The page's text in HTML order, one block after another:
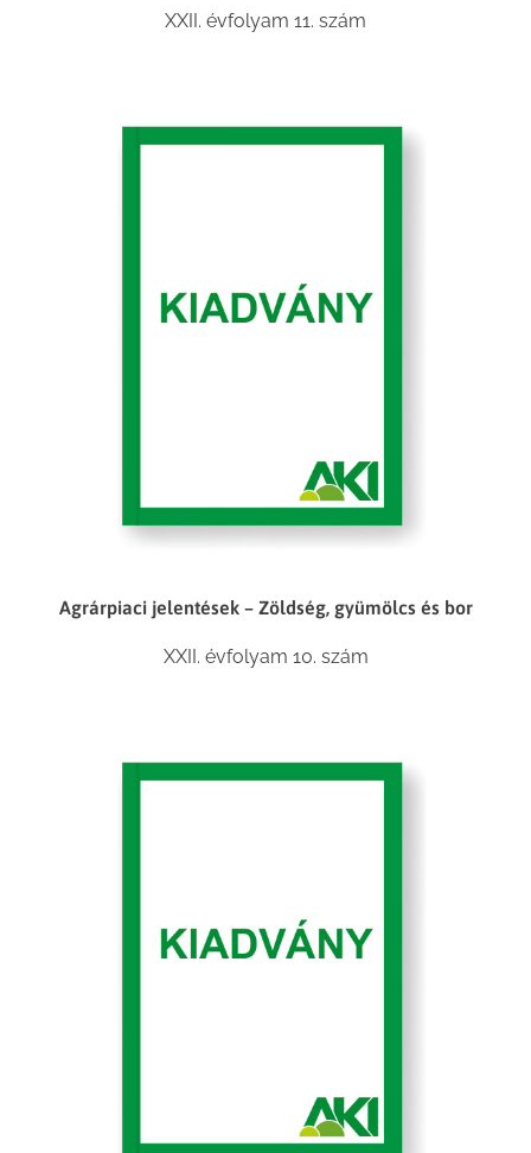
XXII. évfolyam 11. szám
Agrárpiaci jelentések – Zöldség, gyümölcs és bor
XXII. évfolyam 10. szám